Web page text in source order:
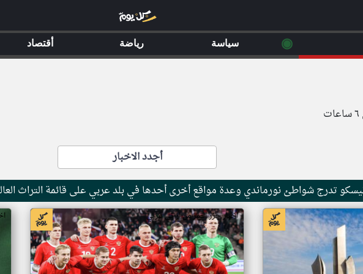
أجدد الاخبار
تدرج شواطئ نورماندي وعدة مواقع أخرى أحدها في بلد عربي على قائمة التراث
اخبار جزر القمر من ار تي عربي
◉ سياسة رياضة أقتصاد